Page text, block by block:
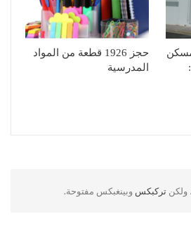
مسكن
حجز 1926 قطعة من المواد
المدرسية
ولكن تركبكس وبينغبكس مفتوحة.